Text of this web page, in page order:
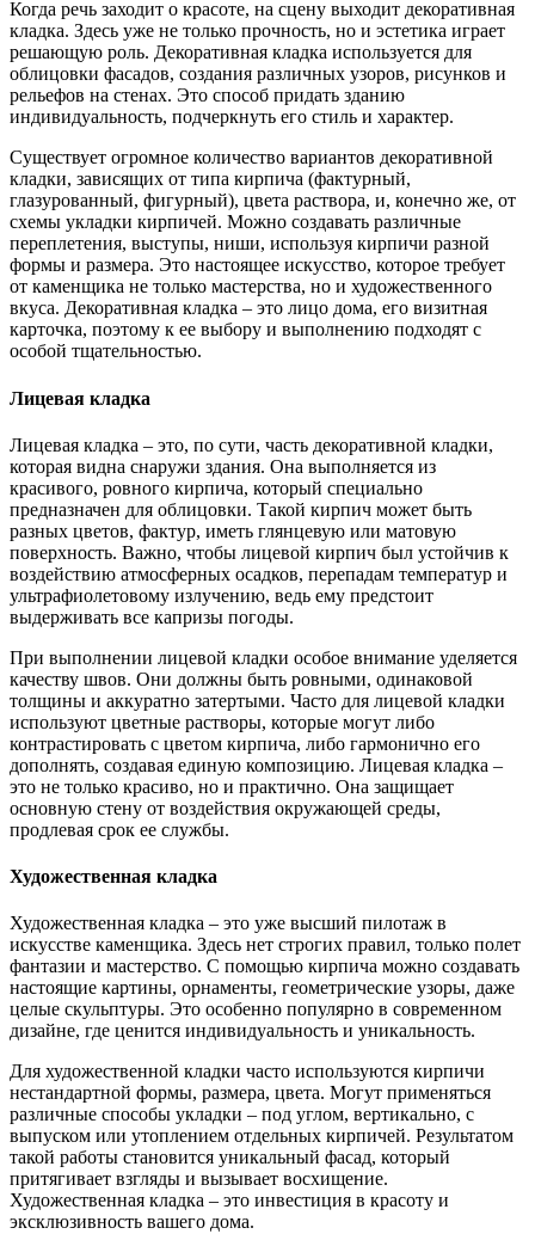
Когда речь заходит о красоте, на сцену выходит декоративная
кладка. Здесь уже не только прочность, но и эстетика играет
решающую роль. Декоративная кладка используется для
облицовки фасадов, создания различных узоров, рисунков и
рельефов на стенах. Это способ придать зданию
индивидуальность, подчеркнуть его стиль и характер.
Существует огромное количество вариантов декоративной
кладки, зависящих от типа кирпича (фактурный,
глазурованный, фигурный), цвета раствора, и, конечно же, от
схемы укладки кирпичей. Можно создавать различные
переплетения, выступы, ниши, используя кирпичи разной
формы и размера. Это настоящее искусство, которое требует
от каменщика не только мастерства, но и художественного
вкуса. Декоративная кладка – это лицо дома, его визитная
карточка, поэтому к ее выбору и выполнению подходят с
особой тщательностью.
Лицевая кладка
Лицевая кладка – это, по сути, часть декоративной кладки,
которая видна снаружи здания. Она выполняется из
красивого, ровного кирпича, который специально
предназначен для облицовки. Такой кирпич может быть
разных цветов, фактур, иметь глянцевую или матовую
поверхность. Важно, чтобы лицевой кирпич был устойчив к
воздействию атмосферных осадков, перепадам температур и
ультрафиолетовому излучению, ведь ему предстоит
выдерживать все капризы погоды.
При выполнении лицевой кладки особое внимание уделяется
качеству швов. Они должны быть ровными, одинаковой
толщины и аккуратно затертыми. Часто для лицевой кладки
используют цветные растворы, которые могут либо
контрастировать с цветом кирпича, либо гармонично его
дополнять, создавая единую композицию. Лицевая кладка –
это не только красиво, но и практично. Она защищает
основную стену от воздействия окружающей среды,
продлевая срок ее службы.
Художественная кладка
Художественная кладка – это уже высший пилотаж в
искусстве каменщика. Здесь нет строгих правил, только полет
фантазии и мастерство. С помощью кирпича можно создавать
настоящие картины, орнаменты, геометрические узоры, даже
целые скульптуры. Это особенно популярно в современном
дизайне, где ценится индивидуальность и уникальность.
Для художественной кладки часто используются кирпичи
нестандартной формы, размера, цвета. Могут применяться
различные способы укладки – под углом, вертикально, с
выпуском или утоплением отдельных кирпичей. Результатом
такой работы становится уникальный фасад, который
притягивает взгляды и вызывает восхищение.
Художественная кладка – это инвестиция в красоту и
эксклюзивность вашего дома.